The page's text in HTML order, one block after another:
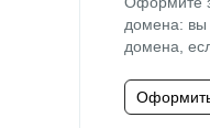
домена: вы
домена,